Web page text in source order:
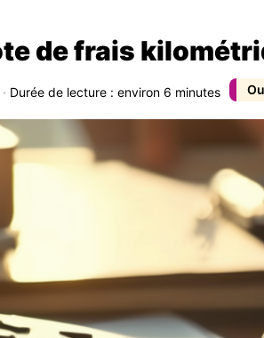
de frais
· Durée de lecture : environ 6 minutes